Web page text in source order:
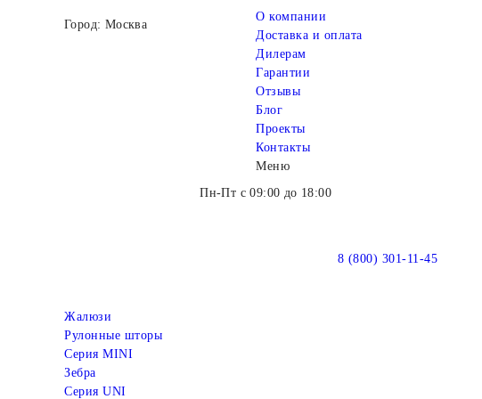
Город: Москва
О компании
Доставка и оплата
Дилерам
Гарантии
Отзывы
Блог
Проекты
Контакты
Меню
Пн-Пт с 09:00 до 18:00
8 (800) 301-11-45
Жалюзи
Рулонные шторы
Серия MINI
Зебра
Серия UNI